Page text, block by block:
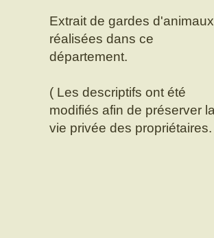
Extrait de gardes d'animaux
réalisées dans ce
département.
( Les descriptifs ont été
modifiés afin de préserver la
vie privée des propriétaires.